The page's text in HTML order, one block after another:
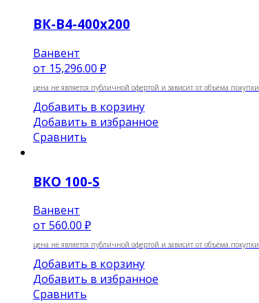
ВК-В4-400х200
Ванвент
от 15,296.00 ₽
цена не является публичной офертой и зависит от объёма покупки
Добавить в корзину
Добавить в избранное
Сравнить
ВКО 100-S
Ванвент
от 560.00 ₽
цена не является публичной офертой и зависит от объёма покупки
Добавить в корзину
Добавить в избранное
Сравнить